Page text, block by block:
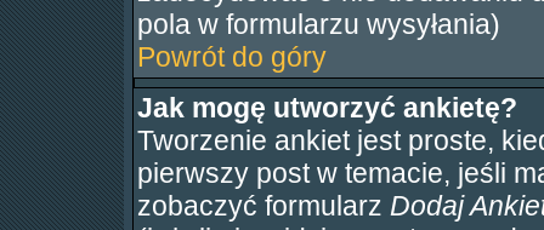
pola w formularzu wysyłania)
Powrót do góry
Jak mogę utworzyć ankietę?
Tworzenie ankiet jest proste,
pierwszy post w temacie, jeśli
zobaczyć formularz Dodaj